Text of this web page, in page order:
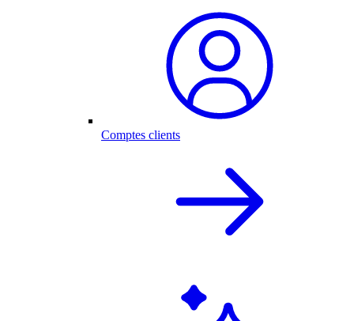
Comptes clients